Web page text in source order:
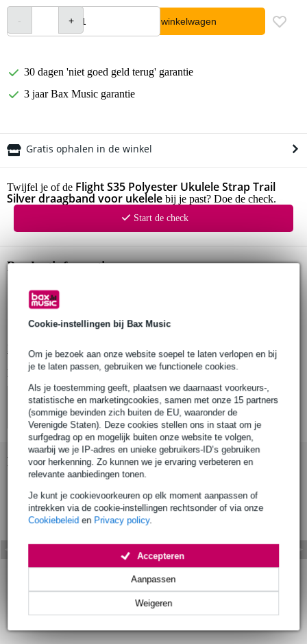
Cookie-instellingen bij Bax Music
Om je bezoek aan onze website soepel te laten verlopen en bij
je te laten passen, gebruiken we functionele cookies.
Als je toestemming geeft, plaatsen we daarnaast voorkeurs-,
statistische en marketingcookies, samen met onze 15 partners
(sommige bevinden zich buiten de EU, waaronder de
Verenigde Staten). Deze cookies stellen ons in staat om je
surfgedrag op en mogelijk buiten onze website te volgen,
waarbij we je IP-adres en unieke gebruikers-ID’s gebruiken
voor herkenning. Zo kunnen we je ervaring verbeteren en
relevante aanbiedingen tonen.
Je kunt je cookievoorkeuren op elk moment aanpassen of
intrekken via de cookie-instellingen rechtsonder of via onze
Cookiebeleid en Privacy policy.
Weigeren
Aanpassen
Accepteren
In winkelwagen
30 dagen 'niet goed geld terug' garantie
3 jaar Bax Music garantie
Gratis ophalen in de winkel
Twijfel je of de Flight S35 Polyester Ukulele Strap Trail
Silver draagband voor ukelele bij je past? Doe de check.
Start de check
Productinformatie
Flight S35 polyester draagband voor ukelele
in lengte verstelbaar
met leren uiteindes van hoge kwaliteit
Bekijk alle productspecificaties
Bekijk ook eens (4)
Bekijk ook eens (13)